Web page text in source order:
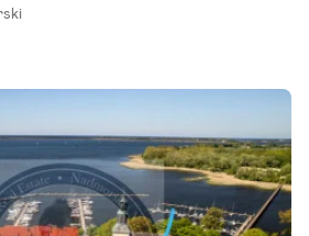
Państwu tę wyjątkową propozycję inwe
poszukujących luksusowego mieszkania
, jak i długoterminowy. Opis.